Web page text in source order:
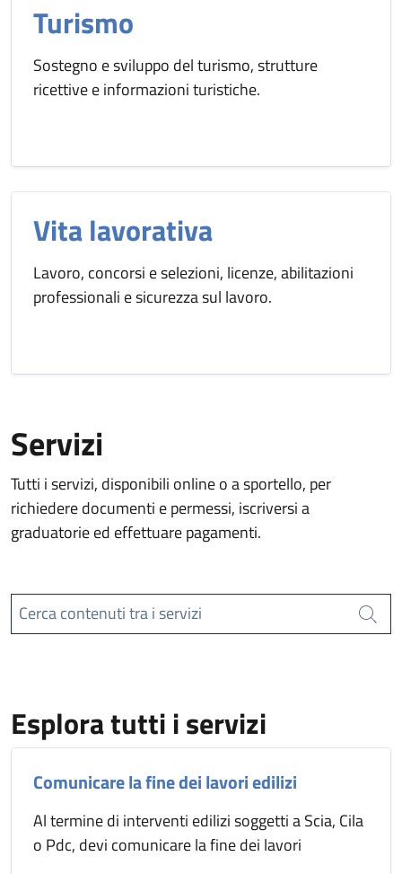
Turismo
Sostegno e sviluppo del turismo, strutture
ricettive e informazioni turistiche.
Vita lavorativa
Lavoro, concorsi e selezioni, licenze, abilitazioni
professionali e sicurezza sul lavoro.
Servizi
Tutti i servizi, disponibili online o a sportello, per
richiedere documenti e permessi, iscriversi a
graduatorie ed effettuare pagamenti.
Cerca contenuti tra i servizi
Cerca
Esplora tutti i servizi
Comunicare la fine dei lavori edilizi
Al termine di interventi edilizi soggetti a Scia, Cila
o Pdc, devi comunicare la fine dei lavori